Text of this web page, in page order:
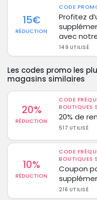
15€
RÉDUCTION
CODE
Profitez
avec
149 UTILISÉ
Les codes promo les
magasins similaires
20%
RÉDUCTION
CODE
BOUTIQUES
20% de
517 UTILISÉ
10%
RÉDUCTION
CODE
BOUTIQUES
Coupon
216 UTILISÉ